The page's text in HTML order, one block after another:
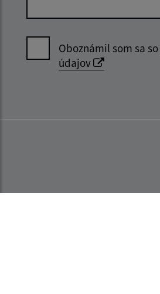
Oboznámil som sa so
údajov